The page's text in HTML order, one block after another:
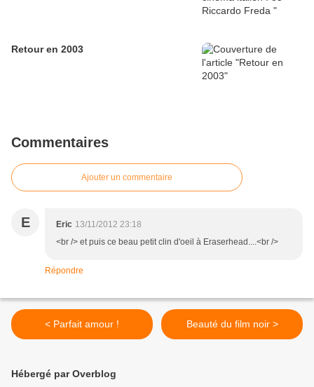
Retour en 2003
Commentaires
Ajouter un commentaire
E Eric 13/11/2012 23:18
<br /> et puis ce beau petit clin d'oeil à Eraserhead....<br />
Répondre
< Parfait amour ! Beauté du film noir >
Hébergé par Overblog